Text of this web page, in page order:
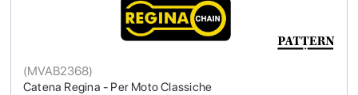
Catena Regina - Per Moto Classiche
(MVAB2368)